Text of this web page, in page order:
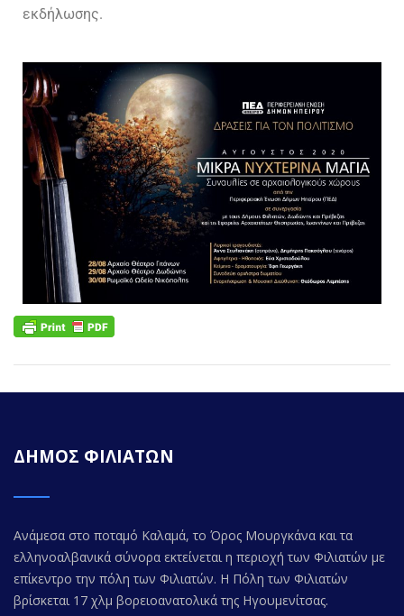
εκδήλωσης.
ΔΗΜΟΣ ΦΙΛΙΑΤΩΝ
Ανάμεσα στο ποταμό Καλαμά, το Όρος Μουργκάνα και τα
ελληνοαλβανικά σύνορα εκτείνεται η περιοχή των Φιλιατών με
επίκεντρο την πόλη των Φιλιατών. Η Πόλη των Φιλιατών
βρίσκεται 17 χλμ βορειοανατολικά της Ηγουμενίτσας.